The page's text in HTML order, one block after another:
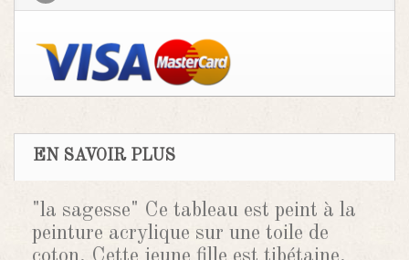
EN SAVOIR PLUS
"la sagesse" Ce tableau est peint à la
peinture acrylique sur une toile de